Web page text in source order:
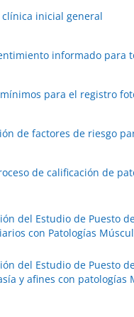
clínica inicial general
informado para
para el registro
de factores de riesgo
de calificación de
del Estudio de Puesto
con Patologías
del Estudio de Puesto
y afines con patologías